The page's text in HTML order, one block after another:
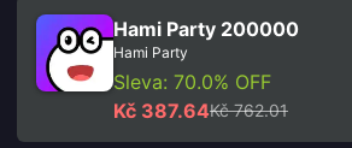
Hami Party 200000
Hami Party
Sleva: 70.0% OFF
Kč 387.64Kč 762.01